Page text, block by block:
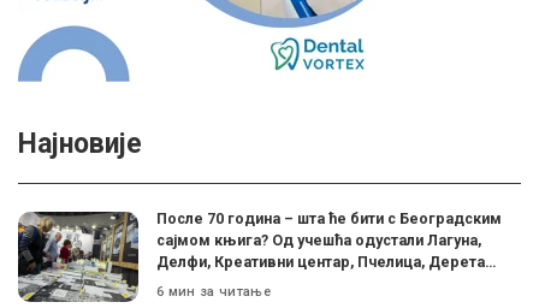
Најновије
После 70 година – шта ће бити с Београдским
сајмом књига? Од учешћа одустали Лагуна,
Делфи, Креативни центар, Пчелица, Дерета…
6 мин за читање